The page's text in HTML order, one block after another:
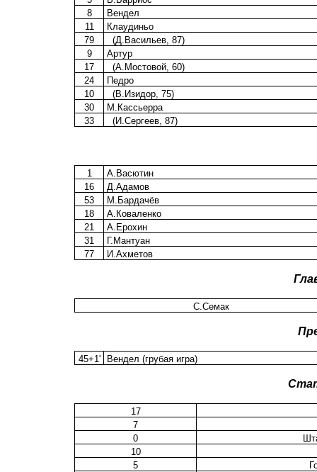
8
Вендел
11
Клаудиньо
79
(Д.Васильев, 87)
9
Артур
17
(А.Мостовой, 60)
24
Педро
10
(В.Изидор, 75)
30
М.Кассьерра
33
(И.Сергеев, 87)
1
А.Васютин
16
Д.Адамов
53
М.Бардачёв
18
А.Коваленко
21
А.Ерохин
31
Г.Мантуан
77
И.Ахметов
С.Семак
45+1' Вендел (грубая игра)
17
7
0
10
5